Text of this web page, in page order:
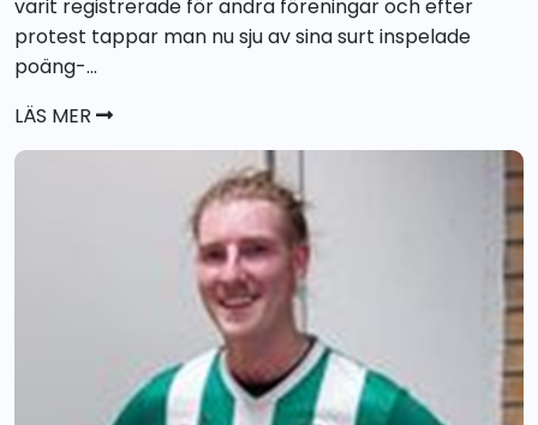
varit registrerade för andra föreningar och efter
protest tappar man nu sju av sina surt inspelade
poäng-...
LÄS MER